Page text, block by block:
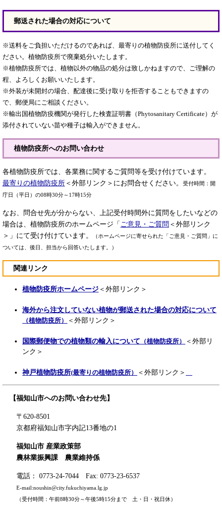
郵送された場合の対応について
※送料をご負担いただけるのであれば、最寄りの植物防疫所に送付してく
ださい。植物防疫所で廃棄処分いたします。
※植物防疫所では、植物以外の物品の処分は致しかねますので、ご理解の
程、よろしくお願いいたします。
※外装が未開封の場合、配達後に受け取りを拒否することもできますの
で、郵便局にご相談ください。
※輸出国植物防疫機関が発行した検査証明書（Phytosanitary Certificate）が
添付されていない苗や種子は輸入ができません。
植物防疫所へのお問い合わせ
各植物防疫所では、各業務に関するご質問等を受け付けています。
最寄りの植物防疫所 ＜外部リンク＞ にお問合せください。
受付時間：開
庁日（平日）の08時30分～17時15分
なお、問合せ先が分からない、上記受付時間外に質問をしたいなどの
場合は、植物防疫所のホームページ「 ご意見・ご質問 ＜外部リンク
＞ 」にて受け付けています。
（ホームページに寄せられた「ご意見・ご質問」に
ついては、後日、担当から回答いたします。）
関連リンク
植物防疫所ホームページ ＜外部リンク＞
海外から注文していない植物が郵送された場合の対応について
（植物防疫所） ＜外部リンク＞
国際郵便物での植物類の輸入について （植物防疫所）
＜外部リ
ンク＞
神戸植物防疫所(最寄りの植物防疫所） ＜外部リンク＞
【福知山市へのお問い合わせ先】
〒620-8501
京都府福知山市字内記13番地の1
福知山市 産業政策部
農林業振興課 農業維持係
電話： 0773-24-7044 Fax: 0773-23-6537
E-mail:noushin@city.fukuchiyama.lg.jp
（受付時間：午前8時30分～午後5時15分まで 土・日・祝日休）